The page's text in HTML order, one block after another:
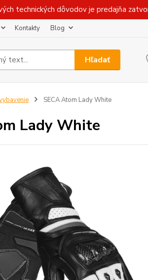
technických dôvodov je predajňa
Kontakty Blog
Hľadať
SECA Atom Lady White
Lady White